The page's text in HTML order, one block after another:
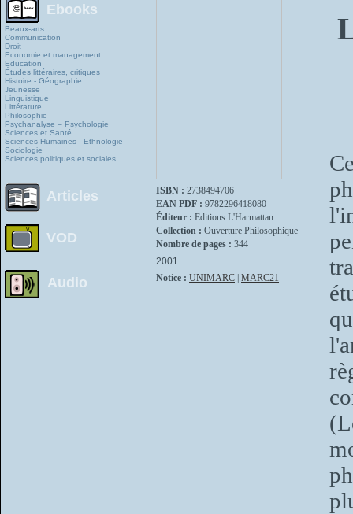
Ebooks
Beaux-arts
Communication
Droit
Economie et management
Education
Études littéraires, critiques
Histoire - Géographie
Jeunesse
Linguistique
Littérature
Philosophie
Psychanalyse – Psychologie
Sciences et Santé
Sciences Humaines - Ethnologie -
Sociologie
Sciences politiques et sociales
Articles
VOD
Audio
ISBN : 2738494706
EAN PDF : 9782296418080
Éditeur : Editions L'Harmattan
Collection : Ouverture Philosophique
Nombre de pages : 344
2001
Notice : UNIMARC MARC21